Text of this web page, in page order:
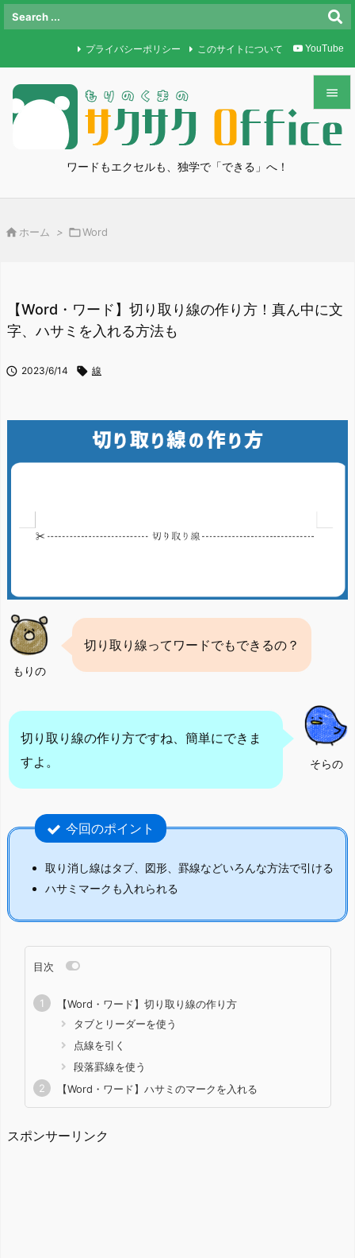
ワードもエクセルも、独学で「できる」へ！


メニュ
検索
プライバシーポリシー このサイトについて YouTube
 ホーム > Word
【Word・ワード】切り取り線の作り方！真ん中に文
字、ハサミを入れる方法も
 2023/6/14  線
もりの
切り取り線ってワードでもできるの？
そらの
切り取り線の作り方ですね、簡単にできま
すよ。
今回のポイント
取り消し線はタブ、図形、罫線などいろんな方法で引ける
ハサミマークも入れられる
目次
【Word・ワード】切り取り線の作り方
タブとリーダーを使う
点線を引く
段落罫線を使う
【Word・ワード】ハサミのマークを入れる
スポンサーリンク